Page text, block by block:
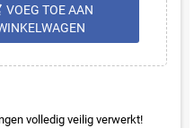
VOEG TOE AAN
volledig veilig verwerkt!